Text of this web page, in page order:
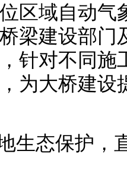
区域自动
梁建设部门
针对不同施
为大桥建设
生态保护，